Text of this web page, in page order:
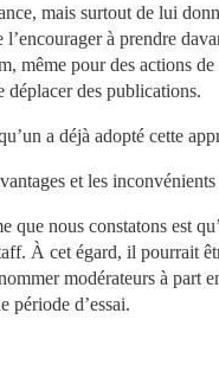
mais surtout de lui
l’encourager à prendre
même pour des actions
déplacer des publications.
a déjà adopté cette
et les inconvénients
que nous constatons est
À cet égard, il pourrait
modérateurs à part
période d’essai.